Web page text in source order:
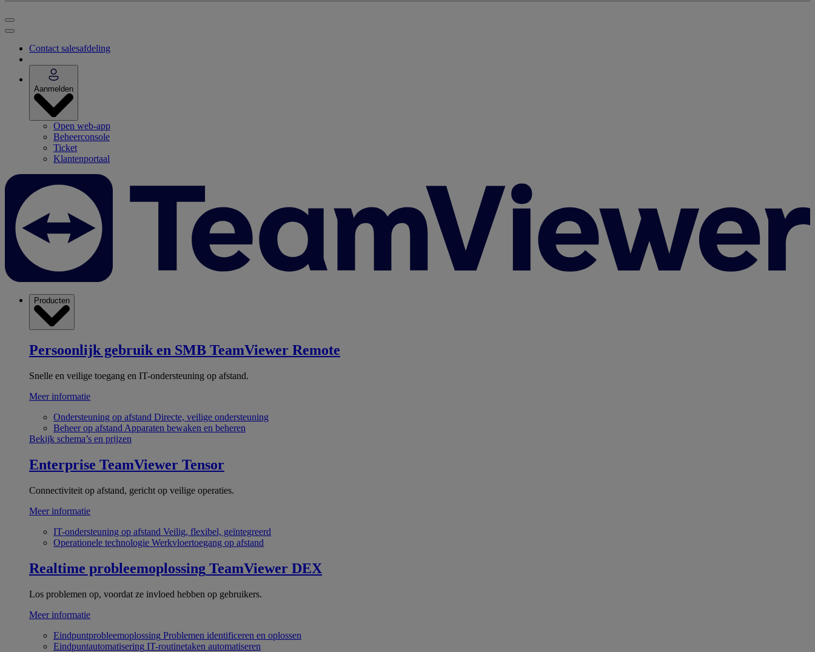
Contact salesafdeling
Aanmelden
Open web-app
Beheerconsole
Ticket
Klantenportaal
Producten
Persoonlijk gebruik en SMB TeamViewer Remote
Snelle en veilige toegang en IT-ondersteuning op afstand.
Meer informatie
Ondersteuning op afstand Directe, veilige ondersteuning
Beheer op afstand Apparaten bewaken en beheren
Bekijk schema’s en prijzen
Enterprise TeamViewer Tensor
Connectiviteit op afstand, gericht op veilige operaties.
Meer informatie
IT-ondersteuning op afstand Veilig, flexibel, geïntegreerd
Operationele technologie Werkvloertoegang op afstand
Realtime probleemoplossing TeamViewer DEX
Los problemen op, voordat ze invloed hebben op gebruikers.
Meer informatie
Eindpuntprobleemoplossing Problemen identificeren en oplossen
Eindpuntautomatisering IT-routinetaken automatiseren